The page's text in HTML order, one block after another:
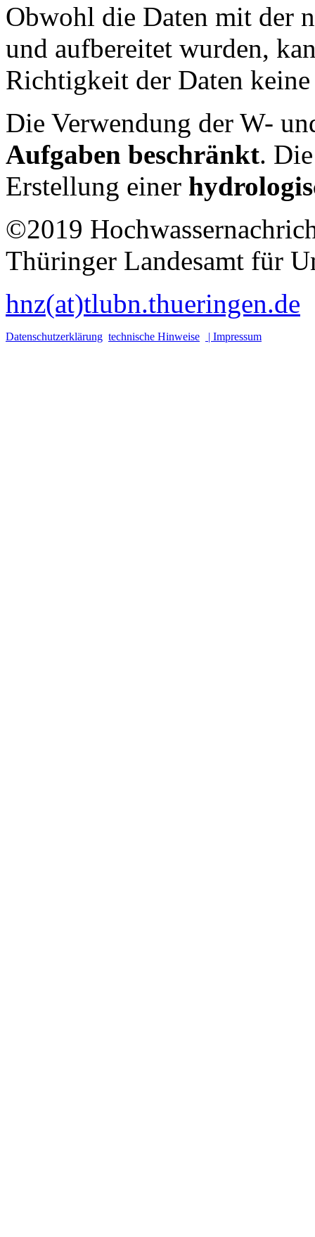
Obwohl die Daten mit der
und aufbereitet wurden,
Richtigkeit der Daten
Die Verwendung der W-
Aufgaben beschränkt.
Erstellung einer
©2019
Thüringer Landesamt für
hnz(at)tlubn.thueringen.de
Datenschutzerklärung technische Hinweise | Impressum